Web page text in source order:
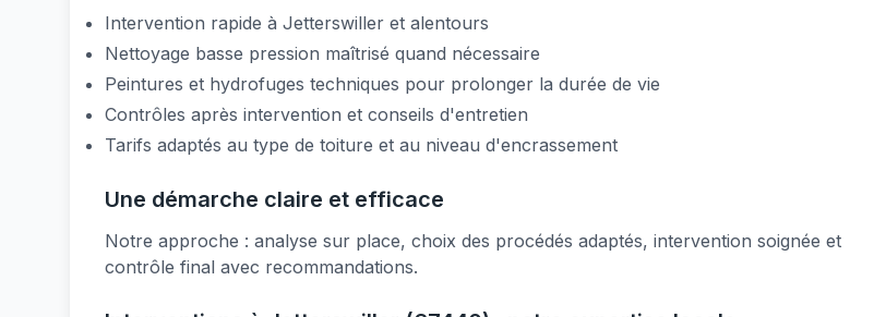
Intervention rapide à Jetterswiller et alentours
Nettoyage basse pression maîtrisé quand nécessaire
Peintures et hydrofuges techniques pour prolonger la durée de vie
Contrôles après intervention et conseils d'entretien
Tarifs adaptés au type de toiture et au niveau d'encrassement
Une démarche claire et efficace
Notre approche : analyse sur place, choix des procédés adaptés, intervention soignée et
contrôle final avec recommandations.